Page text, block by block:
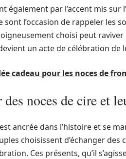
également par l’accent mis
sont l’occasion de rappeler les
choisi peut
un acte de célébration de
cadeau pour les noces de
noces de cire et
ancrée dans l’histoire et se
choisissent d’échanger des
Ces présents, qu’il